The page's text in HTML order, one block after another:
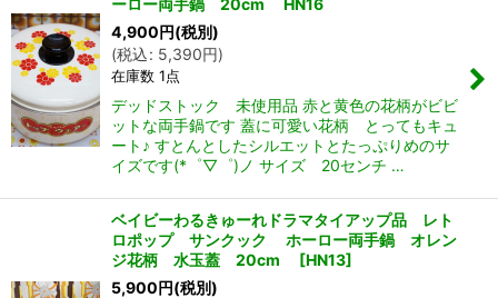
4,900円(税別)
(税込: 5,390円)
在庫数 1点
デッドストック 未使用品 赤と黄色の花柄がビビ
ットな両手鍋です 蓋に可愛い花柄 とってもキュ
ート♪ すとんとしたシルエットとたっぷりめのサ
イズです(*゜▽゜)ノ サイズ 20センチ …
ベイビーわるきゅーれドラマタイアップ品 レト
ロポップ サンクック ホーロー両手鍋 オレン
ジ花柄 水玉蓋 20cm
[HN13]
5,900円(税別)